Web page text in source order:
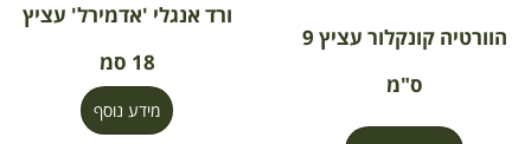
הוורטיה קונקלור עציץ 9
ס"מ
ורד אנגלי 'אדמירל' עציץ
18 סמ
מידע נוסף